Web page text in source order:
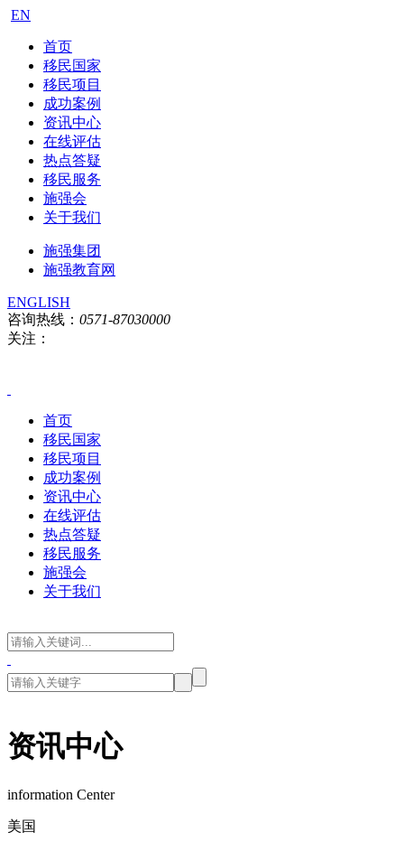
EN
首页
移民国家
移民项目
成功案例
资讯中心
在线评估
热点答疑
移民服务
施强会
关于我们
施强集团
施强教育网
ENGLISH
咨询热线： 0571-87030000
关注：
首页
移民国家
移民项目
成功案例
资讯中心
在线评估
热点答疑
移民服务
施强会
关于我们
资讯中心
information Center
美国